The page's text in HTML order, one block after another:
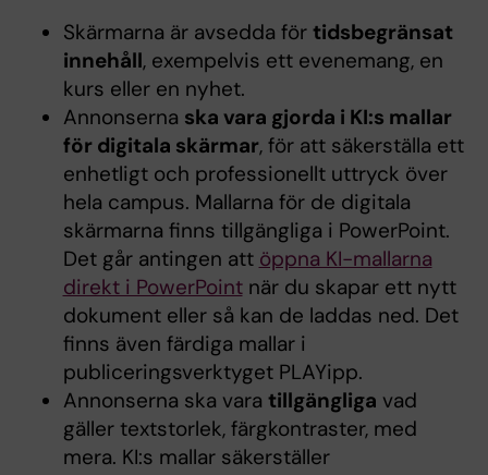
Skärmarna är avsedda för tidsbegränsat
innehåll, exempelvis ett evenemang, en
kurs eller en nyhet.
Annonserna ska vara gjorda i KI:s mallar
för digitala skärmar, för att säkerställa ett
enhetligt och professionellt uttryck över
hela campus. Mallarna för de digitala
skärmarna finns tillgängliga i PowerPoint.
Det går antingen att öppna KI-mallarna
direkt i PowerPointnär du skapar ett nytt
dokument eller så kan de laddas ned. Det
finns även färdiga mallar i
publiceringsverktyget PLAYipp.
Annonserna ska vara tillgängliga vad
gäller textstorlek, färgkontraster, med
mera. KI:s mallar säkerställer